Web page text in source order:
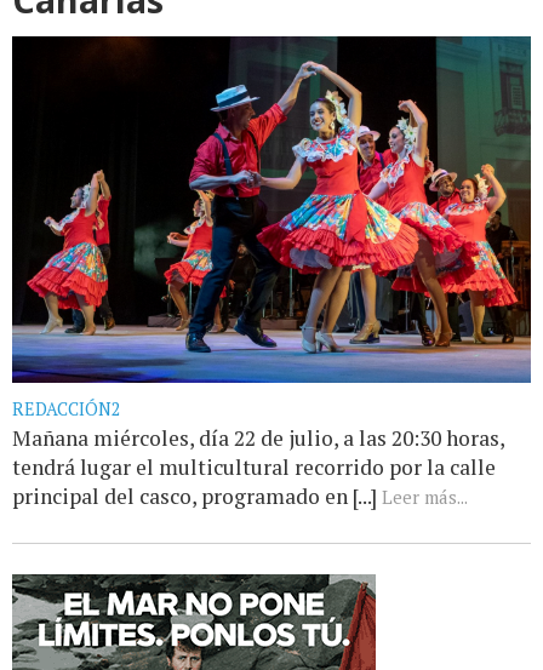
REDACCIÓN2
Mañana miércoles, día 22 de julio, a las 20:30 horas,
tendrá lugar el multicultural recorrido por la calle
principal del casco, programado en [...] Leer más...